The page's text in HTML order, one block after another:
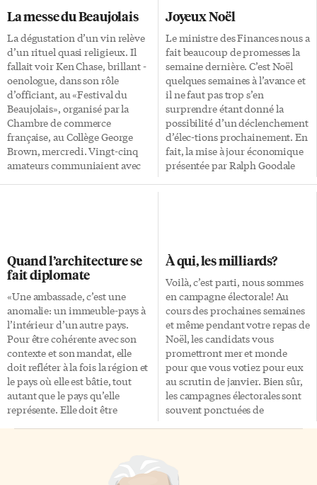
La messe du Beaujolais
La dégustation d’un vin relève
d’un rituel quasi religieux. Il
fallait voir Ken Chase, brillant -
oenologue, dans son rôle
d’officiant, au «Festival du
Beaujolais», organisé par la
Chambre de commerce
française, au Collège George
Brown, mercredi. Vingt-cinq
amateurs communiaient avec
laboratoire de chimie qui
convenait bien au sérieux
scientifique de la dégustation.
Chaque dégustateur avait sa
tablette garnie de deux rangées
de verres à demi remplis des
différents crus à apprécier.
Carte des […]
Joyeux Noël
Le ministre des Finances nous a
fait beaucoup de promesses la
semaine dernière. C’est Noël
quelques semaines à l’avance et
il ne faut pas trop s’en
surprendre étant donné la
possibilité d’un déclenchement
d’élec-tions prochainement. En
fait, la mise à jour économique
présentée par Ralph Goodale
aux plus démunis, ainsi de
suite. Il ne manquait qu’une
petite phrase: «Si vous voulez
ces baisses d’impôts, votez pour
nous!» Le plus spectaculaire de
l’énoncé du ministre, ce sont
[…]
Quand l’architecture se
fait diplomate
«Une ambassade, c’est une
anomalie: un immeuble-pays à
l’intérieur d’un autre pays.
Pour être cohérente avec son
contexte et son mandat, elle
doit refléter à la fois la région et
le pays où elle est bâtie, tout
autant que le pays qu’elle
représente. Elle doit être
manitobain Étienne Gaboury,
À qui, les milliards?
Voilà, c’est parti, nous sommes
en campagne électorale! Au
cours des prochaines semaines
et même pendant votre repas de
Noël, les candidats vous
promettront mer et monde
pour que vous votiez pour eux
au scrutin de janvier. Bien sûr,
les campagnes électorales sont
souvent ponctuées de
évidents, importants, majeurs